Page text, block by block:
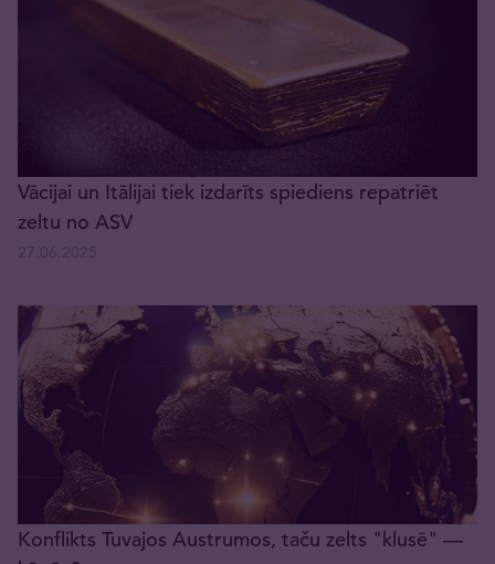
Vācijai un Itālijai tiek izdarīts spiediens repatriēt
zeltu no ASV
Konflikts Tuvajos Austrumos, taču zelts "klusē" —